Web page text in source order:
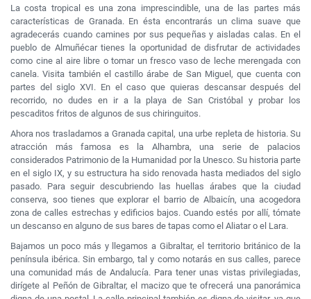
La costa tropical es una zona imprescindible, una de las partes más
características de Granada. En ésta encontrarás un clima suave que
agradecerás cuando camines por sus pequeñas y aisladas calas. En el
pueblo de Almuñécar tienes la oportunidad de disfrutar de actividades
como cine al aire libre o tomar un fresco vaso de leche merengada con
canela. Visita también el castillo árabe de San Miguel, que cuenta con
partes del siglo XVI. En el caso que quieras descansar después del
recorrido, no dudes en ir a la playa de San Cristóbal y probar los
pescaditos fritos de algunos de sus chiringuitos.
Ahora nos trasladamos a Granada capital, una urbe repleta de historia. Su
atracción más famosa es la Alhambra, una serie de palacios
considerados Patrimonio de la Humanidad por la Unesco. Su historia parte
en el siglo IX, y su estructura ha sido renovada hasta mediados del siglo
pasado. Para seguir descubriendo las huellas árabes que la ciudad
conserva, soo tienes que explorar el barrio de Albaicín, una acogedora
zona de calles estrechas y edificios bajos. Cuando estés por allí, tómate
un descanso en alguno de sus bares de tapas como el Aliatar o el Lara.
Bajamos un poco más y llegamos a Gibraltar, el territorio británico de la
península ibérica. Sin embargo, tal y como notarás en sus calles, parece
una comunidad más de Andalucía. Para tener unas vistas privilegiadas,
dirígete al Peñón de Gibraltar, el macizo que te ofrecerá una panorámica